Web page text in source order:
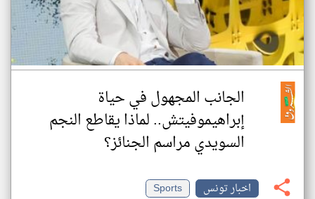
الجانب المجهول في حياة
إبراهيموفيتش.. لماذا يقاطع النجم
السويدي مراسم الجنائز؟
اخبار تونس
Sports